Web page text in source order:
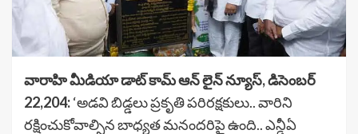
వారాహి మీడియా డాట్ కామ్ ఆన్ లైన్ న్యూస్, డిసెంబర్
22,204:‘అడవి బిడ్డలు ప్రకృతి పరిరక్షకులు.. వారిని
రక్షించుకోవాల్సిన బాధ్యత మనందరిపై ఉంది.. ఎన్డీఏ